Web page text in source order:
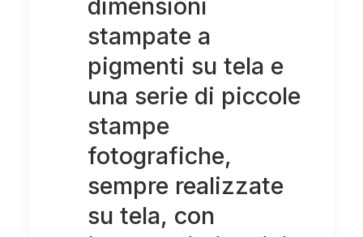
dimensioni
stampate a
pigmenti su tela e
una serie di piccole
stampe
fotografiche,
sempre realizzate
su tela, con